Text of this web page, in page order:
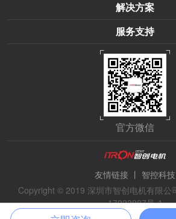
解决方案
服务支持
官方微信
友情链接 丨 智控科技
Copyright © 2019 深圳市智创电机有限公
17023887号-1